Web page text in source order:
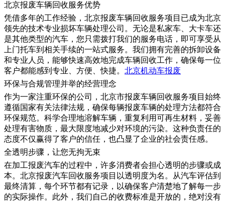
北京报废车辆回收服务优势
凭借多年的工作经验，北京报废车辆回收服务项目已成为北京
领先的技术专业损坏车辆处理公司。无论是私家车、大卡车还
是其他类型的汽车，您只需拨打我们的服务电话，即可享受从
上门托车到相关手续的一站式服务。我们拥有完善的拆卸设备
和专业人员，能够快速高效地完成车辆回收工作，确保每一位
客户都能感到专业、方便、快捷。 北京机动车报废
​环保与合规管理并举的经营理念
作为一家注重环保的公司，北京市报废车辆回收服务项目始终
遵循国家有关法律法规，确保每辆报废车辆的处理方法都符合
环保规范。科学合理地溶解车辆，重复利用可再生材料，妥善
处理有害物质，最大限度地减少对环境的污染。这种负责任的
态度不仅赢得了客户的信任，也凸显了企业的社会责任感。
全透明步骤，让您无拘无束
在加工报废汽车的过程中，许多消费者会担心透明的步骤或成
本。北京报废汽车回收服务项目以透明度为名。从汽车评估到
最终清算，每个环节都有记录，以确保客户清楚地了解每一步
的实际操作。此外，我们自己的收费标准是开放的，绝对没有